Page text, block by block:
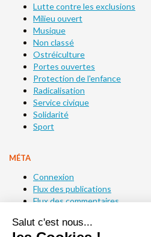
Lutte contre les exclusions
Milieu ouvert
Musique
Non classé
Ostréiculture
Portes ouvertes
Protection de l'enfance
Radicalisation
Service civique
Solidarité
Sport
MÉTA
Connexion
Flux des publications
Flux des commentaires